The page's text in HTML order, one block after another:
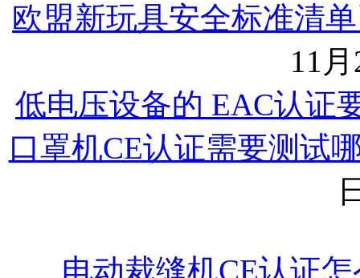
欧盟新玩具安全标准清
11
低电压设备的 EAC认证
口罩机CE认证需要测试
电动裁缝机CE认证